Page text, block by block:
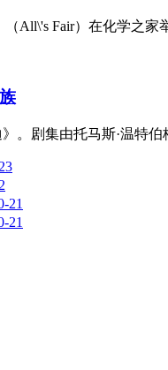
All\'s Fair）在化学之
。剧集由托马斯·温特
21
21